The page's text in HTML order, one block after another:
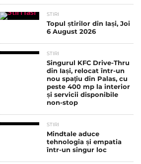
STIRI
Topul știrilor din Iași, Joi
6 August 2026
STIRI
Singurul KFC Drive-Thru
din Iași, relocat într-un
nou spaţiu din Palas, cu
peste 400 mp la interior
și servicii disponibile
non-stop
STIRI
Mindtale aduce
tehnologia și empatia
într-un singur loc